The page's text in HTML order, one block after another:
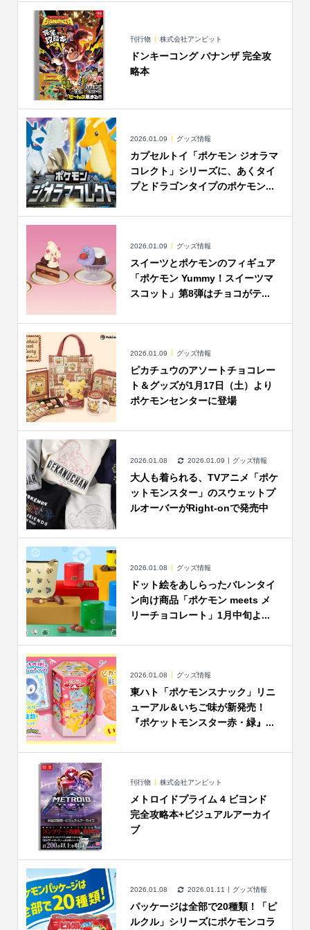
刊行物 株式会社アンビット
ドンキーコング バナンザ 完全攻
略本
2026.01.09 グッズ情報
カプセルトイ「ポケモン ジオラマ
コレクト」シリーズに、あくタイ
プとドラゴンタイプのポケモン...
2026.01.09 グッズ情報
スイーツとポケモンのフィギュア
「ポケモン Yummy！スイーツマ
スコット」第8弾はチョコがテ...
2026.01.09 グッズ情報
ピカチュウのアソートチョコレー
ト＆グッズが1月17日（土）より
ポケモンセンターに登場
2026.01.08 2026.01.09 グッズ情報
大人も着られる、TVアニメ「ポケ
ットモンスター」のスウェットプ
ルオーバーがRight-onで発売中
2026.01.08 グッズ情報
ドット絵をあしらったバレンタイ
ン向け商品「ポケモン meets メ
リーチョコレート」1月中旬よ...
2026.01.08 グッズ情報
東ハト「ポケモンスナック」リニ
ューアル＆いちご味が新発売！
『ポケットモンスター赤・緑』...
刊行物 株式会社アンビット
メトロイドプライム 4 ビヨンド
完全攻略本+ビジュアルアーカイ
ブ
2026.01.08 2026.01.11 グッズ情報
パッケージは全部で20種類！「ピ
ルクル」シリーズにポケモンコラ